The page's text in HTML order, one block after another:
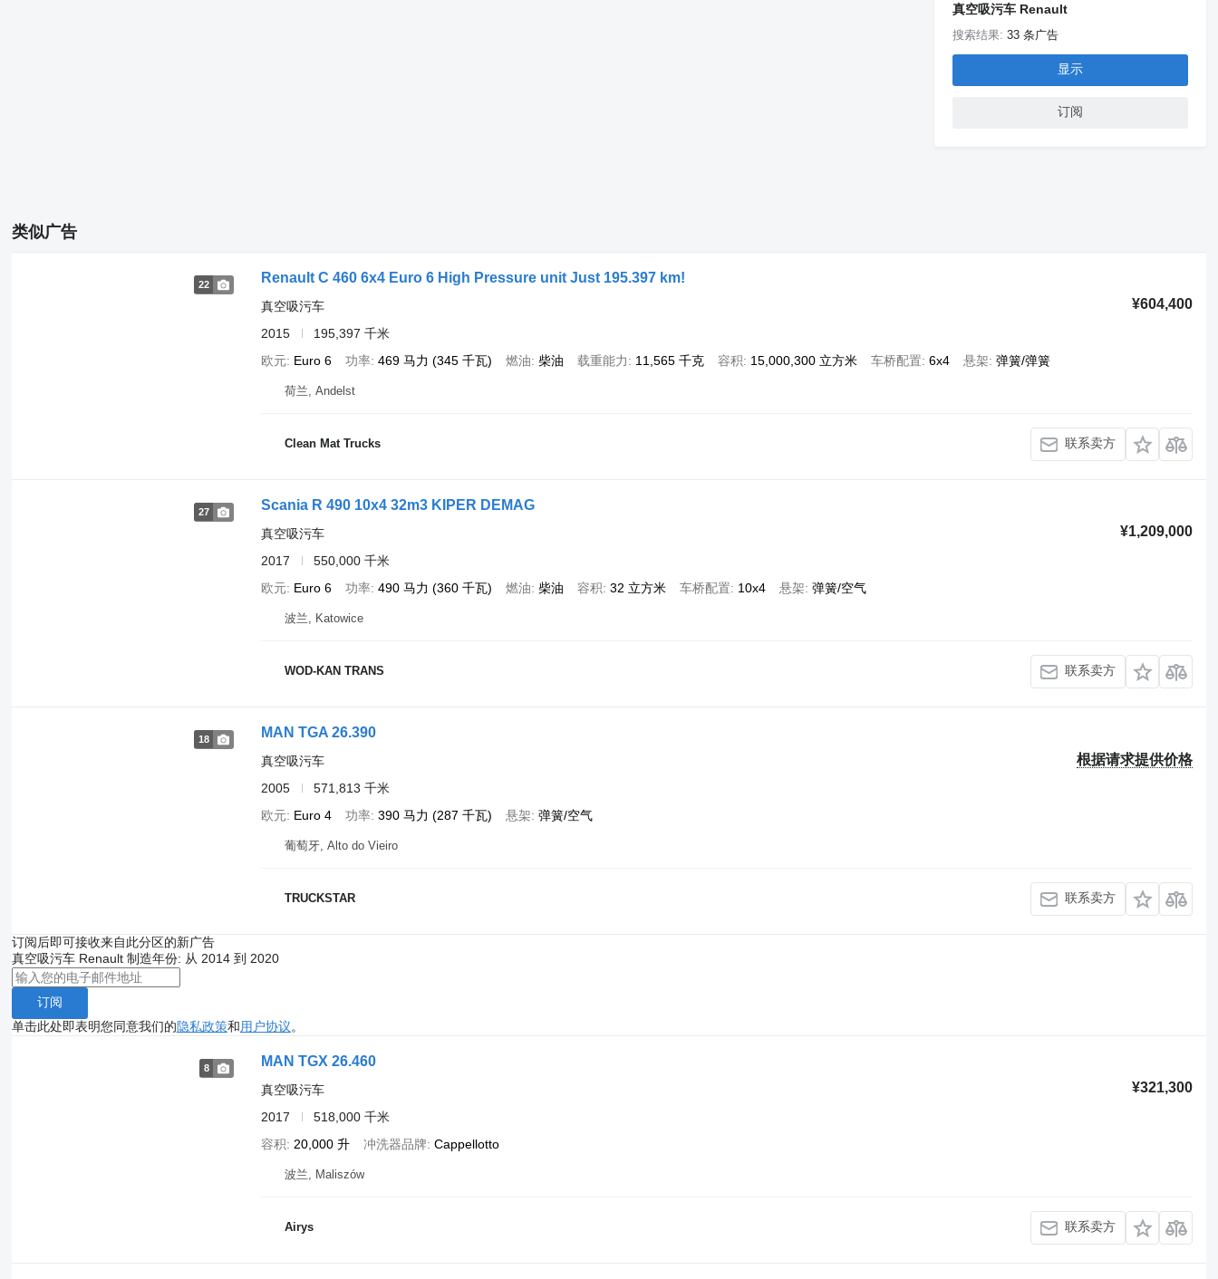
真空吸污车 Renault
搜索结果:33 条广告
显示
订阅
类似广告
22
Renault C 460 6x4 Euro 6 High Pressure unit Just 195.397 km!
¥604,400
真空吸污车
2015
195,397 千米
欧元 Euro 6 功率 469 马力 (345 千瓦) 燃油 柴油 载重能力 11,565 千克 容积 15,000,300 立方米 车桥配置 6x4 悬架 弹簧/弹簧
荷兰, Andelst
Clean Mat Trucks 联系卖方
27
Scania R 490 10x4 32m3 KIPER DEMAG
¥1,209,000
真空吸污车
2017
550,000 千米
欧元 Euro 6 功率 490 马力 (360 千瓦) 燃油 柴油 容积 32 立方米 车桥配置 10x4 悬架 弹簧/空气
波兰, Katowice
WOD-KAN TRANS 联系卖方
18
MAN TGA 26.390
根据请求提供价格
真空吸污车
2005
571,813 千米
欧元 Euro 4 功率 390 马力 (287 千瓦) 悬架 弹簧/空气
葡萄牙, Alto do Vieiro
TRUCKSTAR 联系卖方
订阅后即可接收来自此分区的新广告
真空吸污车 Renault 制造年份: 从 2014 到 2020
订阅
单击此处即表明您同意我们的隐私政策和用户协议。
8
MAN TGX 26.460
¥321,300
真空吸污车
2017
518,000 千米
容积
20,000 升 冲洗器品牌 Cappellotto
波兰, Maliszów
Airys 联系卖方